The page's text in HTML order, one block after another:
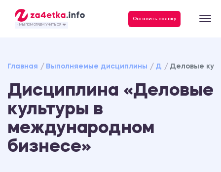
- МЫ ПОМОГАЕМ УЧИТЬСЯ ❤️
Оставить заявку
Главная Выполняемые дисциплины Д Деловые
Дисциплина «Деловые
культуры в
международном
бизнесе»